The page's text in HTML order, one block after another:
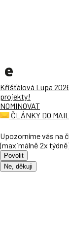
Křišťálová Lupa
projekty!
NOMINOVAT
ČLÁNKY DO
Upozorníme vás na
(maximálně 2x
Povolit
Ne, děkuji